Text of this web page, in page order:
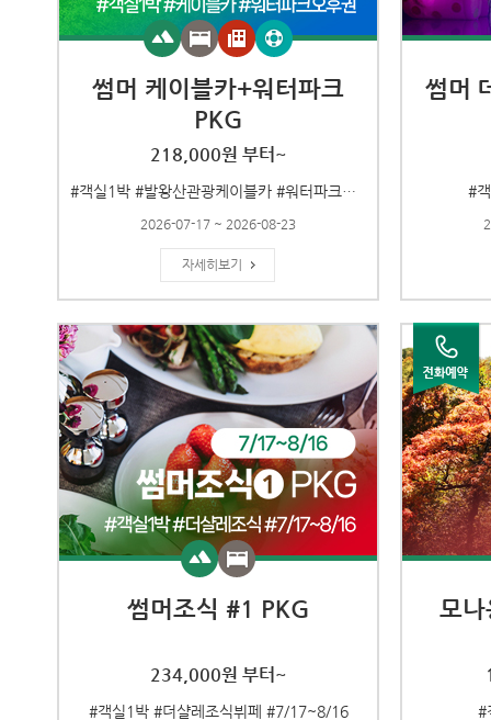
썸머 케이블카+워터파크
PKG
218,000원 부터~
#객실1박 #발왕산관광케이블카 #워터파크오후권
2026-07-17 ~ 2026-08-23
자세히보기
썸머
#
썸머조식 #1 PKG
234,000원 부터~
#객실1박 #더샬레조식뷔페 #7/17~8/16
모
#